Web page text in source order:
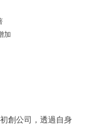
加
創公司，透過自身